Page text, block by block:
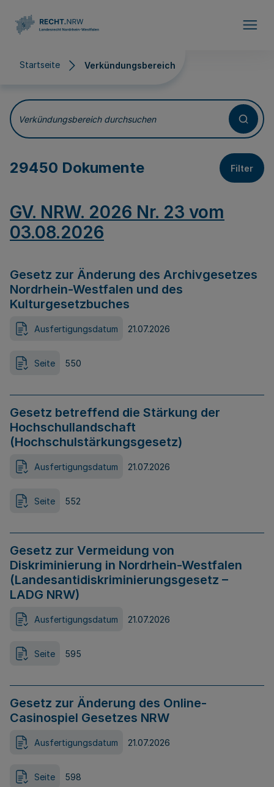
Startseite Verkündungsbereich
Verkündungsbereich
Verkündungsbereich durchsuchen
29450 Dokumente Filter
GV. NRW. 2026 Nr. 23 vom
03.08.2026
Gesetz zur Änderung des Archivgesetzes
Nordrhein-Westfalen und des
Kulturgesetzbuches
Ausfertigungsdatum 21.07.2026
Seite 550
Gesetz betreffend die Stärkung der
Hochschullandschaft
(Hochschulstärkungsgesetz)
Ausfertigungsdatum 21.07.2026
Seite 552
Gesetz zur Vermeidung von
Diskriminierung in Nordrhein-Westfalen
(Landesantidiskriminierungsgesetz –
LADG NRW)
Ausfertigungsdatum 21.07.2026
Seite 595
Gesetz zur Änderung des Online-
Casinospiel Gesetzes NRW
Ausfertigungsdatum 21.07.2026
Seite 598